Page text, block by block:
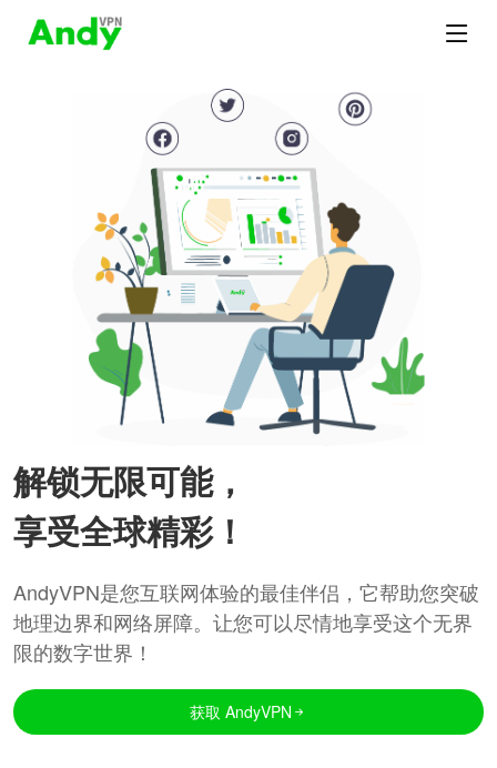
解锁无限可能，
享受全球精彩！
AndyVPN是您互联网体验的最佳伴侣，它帮助您突破
地理边界和网络屏障。让您可以尽情地享受这个无界
限的数字世界！
获取 AndyVPN